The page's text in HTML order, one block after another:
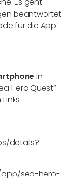
beantwortet
für die App
in
Hero Quest“
details?
sea-hero-